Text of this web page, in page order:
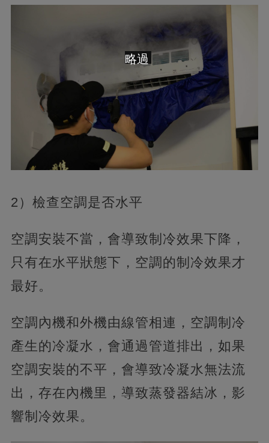
2）檢查空調是否水平
空調安裝不當，會導致制冷效果下降，
只有在水平狀態下，空調的制冷效果才
最好。
空調內機和外機由線管相連，空調制冷
產生的冷凝水，會通過管道排出，如果
空調安裝的不平，會導致冷凝水無法流
出，存在內機里，導致蒸發器結冰，影
響制冷效果。
略過